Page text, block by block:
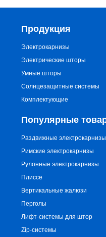
Продукция
Электрокарнизы
Электрические шторы
Умные шторы
Солнцезащитные системы
Комплектующие
Популярные
Раздвижные электрокарнизы
Римские электрокарнизы
Рулонные электрокарнизы
Плиссе
Вертикальные жалюзи
Перголы
Лифт-системы для штор
Zip-системы